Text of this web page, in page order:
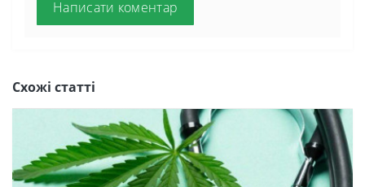
Написати коментар
Схожі статті